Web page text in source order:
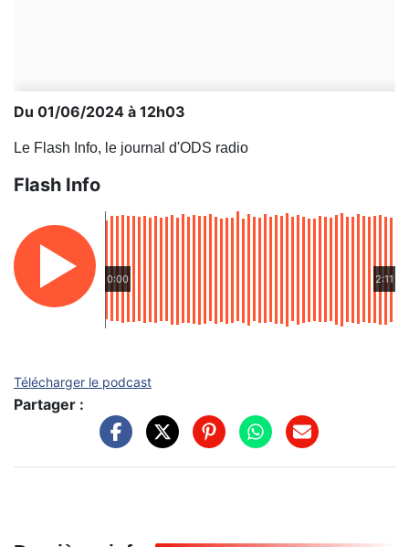
Du 01/06/2024 à 12h03
Le Flash Info, le journal d'ODS radio
Flash Info
0:00 2:11
Télécharger le podcast
Partager :